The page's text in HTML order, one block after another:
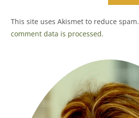
This site uses Akismet to reduce spam.
comment data is processed.